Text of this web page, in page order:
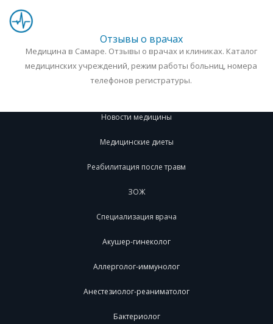
Отзывы о врачах
Медицина в Самаре. Отзывы о врачах и клиниках. Каталог
медицинских учреждений, режим работы больниц, номера
телефонов регистратуры.
Новости медицины
Медицинские диеты
Реабилитация после травм
ЗОЖ
Специализация врача
Акушер-гинеколог
Аллерголог-иммунолог
Анестезиолог-реаниматолог
Бактериолог